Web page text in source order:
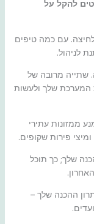
להקל על
עם כמה טיפים
לניהול.
שתייה מרובה של
המערכת שלך ולעשות
ממזונות עתירי
פירות שקופים.
שלך; כך תוכל
ההכנה שלך –